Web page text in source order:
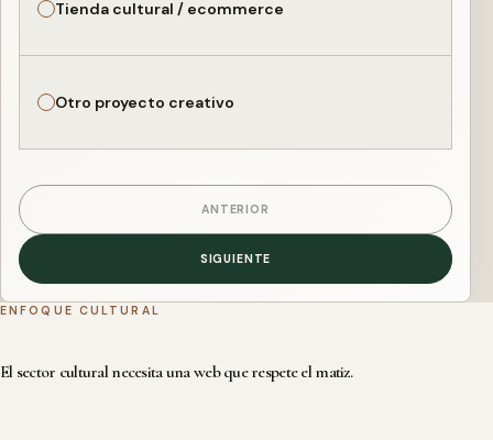
Tienda cultural / ecommerce
Otro proyecto creativo
ANTERIOR
SIGUIENTE
ENFOQUE CULTURAL
El sector cultural necesita una web que respete el matiz.